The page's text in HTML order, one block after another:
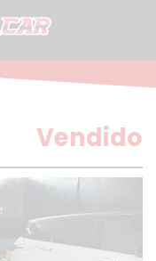
Vendido